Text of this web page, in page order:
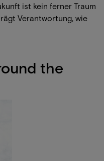
ist kein ferner Traum
Verantwortung, wie
the